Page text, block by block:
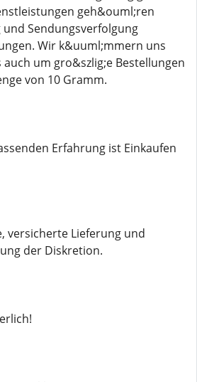
geh&ouml;ren
Sendungsverfolgung
Wir k&uuml;mmern uns
um gro&szlig;e Bestellungen
von 10 Gramm.
Erfahrung ist Einkaufen
versicherte Lieferung und
der Diskretion.